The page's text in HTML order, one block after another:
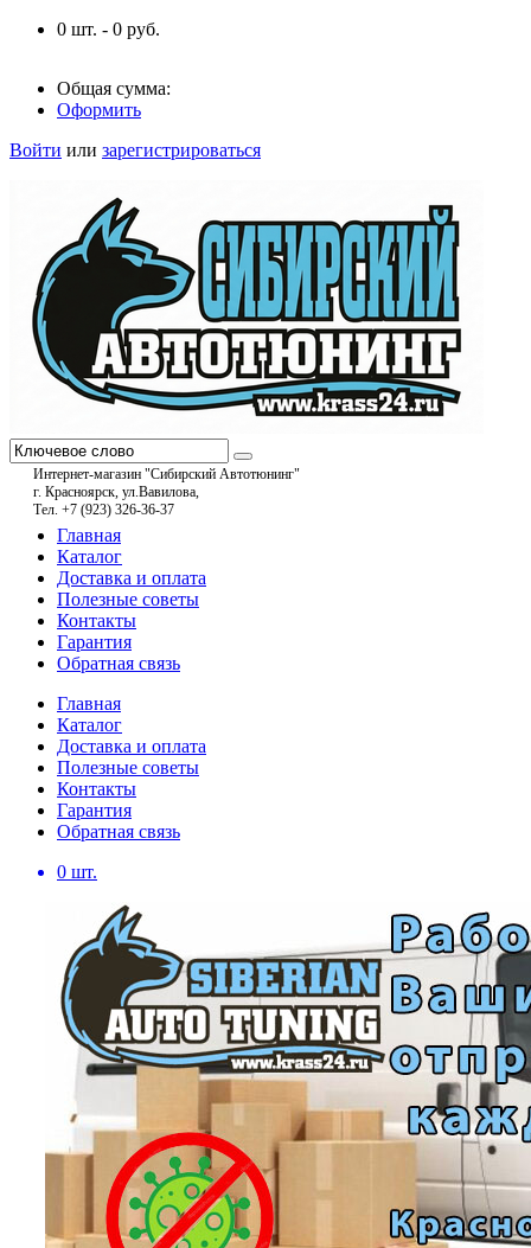
0 шт. - 0 руб.
Общая сумма:
Оформить
Войти или зарегистрироваться
Интернет-магазин "Сибирский Автотюнинг"
г. Красноярск, ул.Вавилова,
Тел. +7 (923) 326-36-37
Главная
Каталог
Доставка и оплата
Полезные советы
Контакты
Гарантия
Обратная связь
Главная
Каталог
Доставка и оплата
Полезные советы
Контакты
Гарантия
Обратная связь
0 шт.